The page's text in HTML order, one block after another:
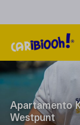
Apartamento
Westpunt